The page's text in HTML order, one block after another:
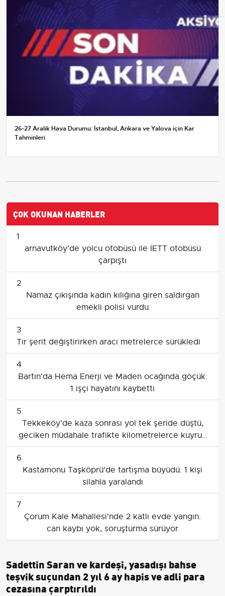
26-27 Aralık Hava Durumu: İstanbul, Ankara ve Yalova için Kar
Tahminleri
ÇOK OKUNAN HABERLER
1
arnavutköy’de yolcu otobüsü ile İETT otobüsü
çarpıştı
2
Namaz çıkışında kadın kılığına giren saldırgan
emekli polisi vurdu
3
Tır şerit değiştirirken aracı metrelerce sürükledi
4
Bartın'da Hema Enerji ve Maden ocağında göçük:
1 işçi hayatını kaybetti
5
Tekkeköy'de kaza sonrası yol tek şeride düştü,
geciken müdahale trafikte kilometrelerce kuyruk
oluşturdu
6
Kastamonu Taşköprü'de tartışma büyüdü: 1 kişi
silahla yaralandı
7
Çorum Kale Mahallesi'nde 2 katlı evde yangın:
can kaybı yok, soruşturma sürüyor
Sadettin Saran ve kardeşi, yasadışı bahse
teşvik suçundan 2 yıl 6 ay hapis ve adli para
cezasına çarptırıldı